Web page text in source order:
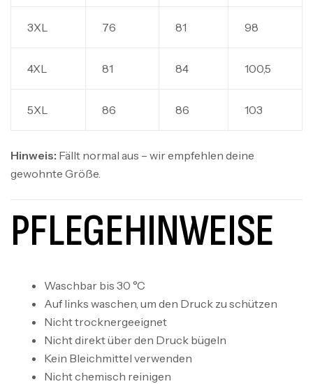
3XL 76 81 98
4XL 81 84 100,5
5XL 86 86 103
Hinweis: Fällt normal aus – wir empfehlen deine
gewohnte Größe.
PFLEGEHINWEISE
Waschbar bis 30 °C
Auf links waschen, um den Druck zu schützen
Nicht trocknergeeignet
Nicht direkt über den Druck bügeln
Kein Bleichmittel verwenden
Nicht chemisch reinigen
SkyFly Hoodie Brust Logo
SkyFly Hoodie Front
SkyFly
SkyFly Hoodie Front Weiß